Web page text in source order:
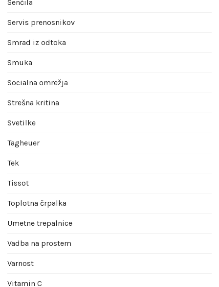
Senčila
Servis prenosnikov
Smrad iz odtoka
Smuka
Socialna omrežja
Strešna kritina
Svetilke
Tagheuer
Tek
Tissot
Toplotna črpalka
Umetne trepalnice
Vadba na prostem
Varnost
Vitamin C